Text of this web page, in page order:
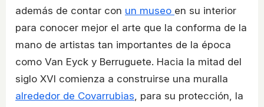
además de contar con un museo en su interior
para conocer mejor el arte que la conforma de la
mano de artistas tan importantes de la época
como Van Eyck y Berruguete. Hacia la mitad del
siglo XVI comienza a construirse una muralla
alrededor de Covarrubias , para su protección, la